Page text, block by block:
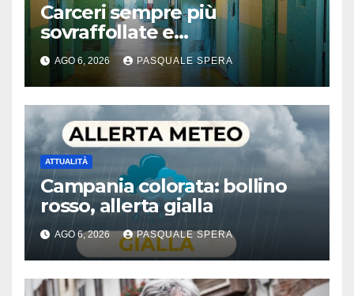
Carceri sempre più
sovraffollate e
problematiche
AGO 6, 2026 PASQUALE SPERA
ATTUALITÀ
Campania colorata: bollino
rosso, allerta gialla
AGO 6, 2026 PASQUALE SPERA